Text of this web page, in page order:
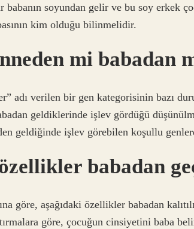
babanın soyundan gelir ve bu soy erkek
kim olduğu bilinmelidir.
mi babadan
adı verilen bir gen kategorisinin bazı
geldiklerinde işlev gördüğü
geldiğinde işlev görebilen koşullu
babadan
göre, aşağıdaki özellikler babadan
göre, çocuğun cinsiyetini baba